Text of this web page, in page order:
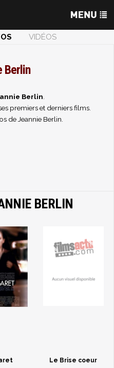
VIDÉOS
Berlin
Berlin
premiers et derniers films.
de Jeannie Berlin.
BERLIN
Le Brise coeur